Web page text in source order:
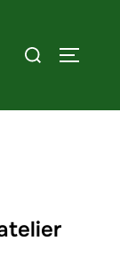
Rechercher :